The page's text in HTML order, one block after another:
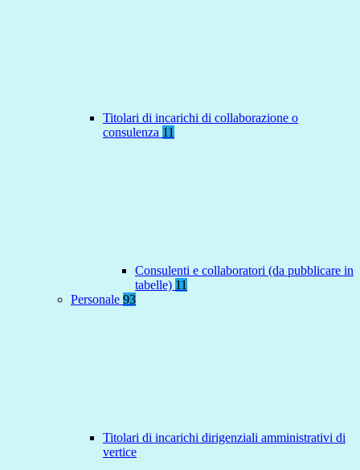
Titolari di incarichi di collaborazione o
consulenza 11
Consulenti e collaboratori (da pubblicare in
tabelle) 11
Personale 93
Titolari di incarichi dirigenziali amministrativi di
vertice